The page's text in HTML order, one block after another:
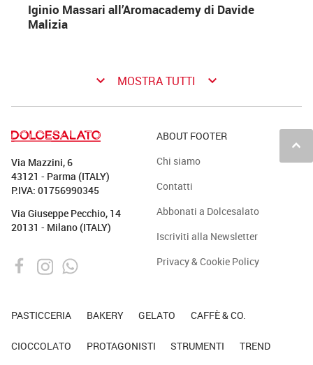
Iginio Massari all’Aromacademy di Davide
Malizia
keyboard_arrow_down MOSTRA TUTTI keyboard_arrow_down
keyboard_arrow_up
Via Mazzini, 6
43121 - Parma (ITALY)
P.IVA: 01756990345
Via Giuseppe Pecchio, 14
20131 - Milano (ITALY)
ABOUT FOOTER
Chi siamo
Contatti
Abbonati a Dolcesalato
Iscriviti alla Newsletter
Privacy & Cookie Policy
PASTICCERIA BAKERY GELATO CAFFÈ & CO.
CIOCCOLATO PROTAGONISTI STRUMENTI TREND